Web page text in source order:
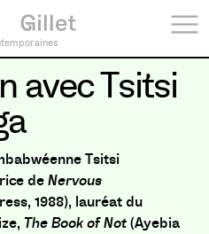
avec Tsitsi
Tsitsi
deNervous
1988), lauréat du
The Book of Not(Ayebia